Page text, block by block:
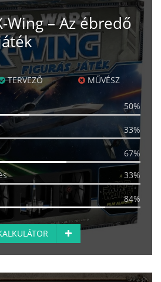
Wing – Az ébredő
TERVEZŐ MŰVÉSZ
50%
33%
67%
33%
84%